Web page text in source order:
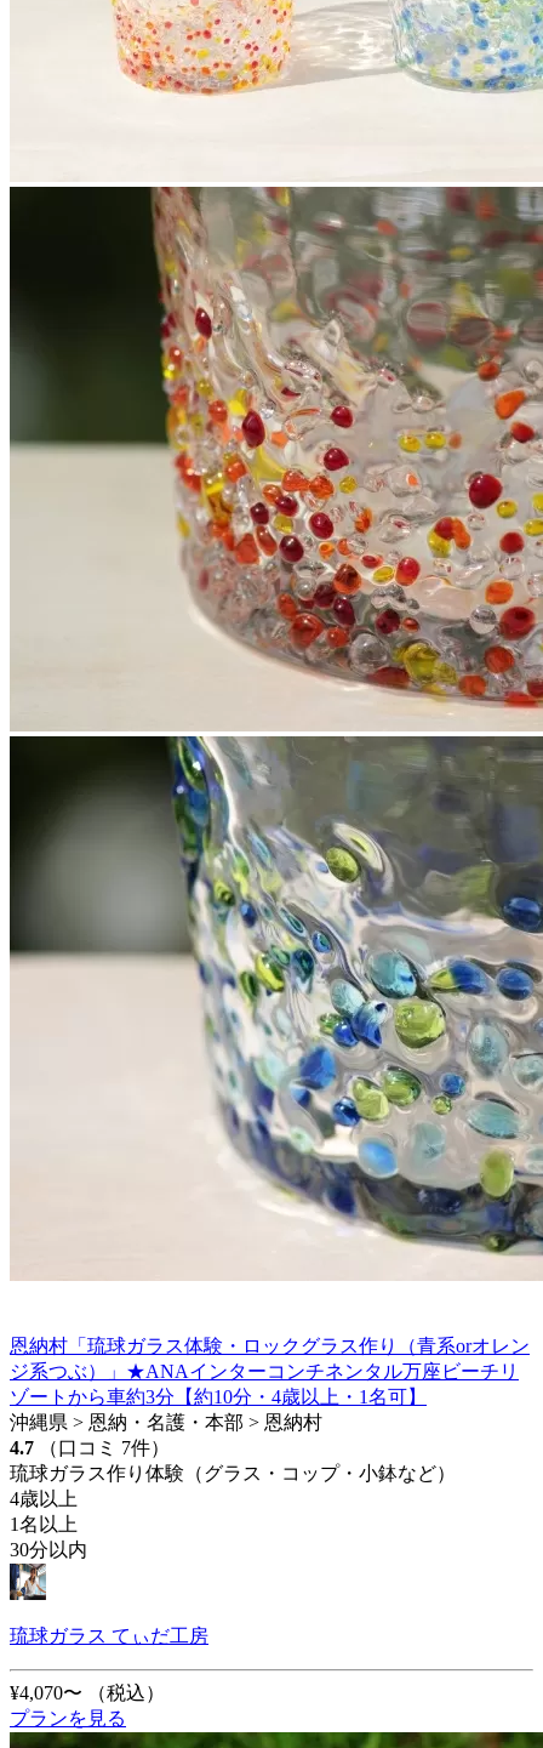
恩納村「琉球ガラス体験・ロックグラス作り（青系orオレン
ジ系つぶ）」★ANAインターコンチネンタル万座ビーチリ
ゾートから車約3分【約10分・4歳以上・1名可】
沖縄県 > 恩納・名護・本部 > 恩納村
4.7
（口コミ 7件）
琉球ガラス作り体験（グラス・コップ・小鉢など）
4歳以上
1名以上
30分以内
琉球ガラス てぃだ工房
¥4,070〜
（税込）
プランを見る